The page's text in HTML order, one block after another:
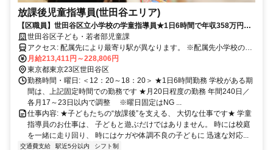
放課後児童指導員(世田谷エリア)
【区職員】世田谷区立小学校の学童指導員★1日6時間で年収358万円～
★若い世代のスタッフ多数★資格なしOK！子どもたちの成長をサポート
する学童でのお仕事！
世田谷区子ども・若者部児童課
アクセス: 配属先により最寄り駅が異なります。 ※配属先小学校の最
寄り駅の一例 上町駅／三軒茶屋駅／池尻大橋駅／駒澤大学駅 学芸大
学駅／西太子堂駅／池ノ上駅／下北沢駅 世田谷駅／桜新町駅／豪徳
寺駅／梅が丘駅 宮の坂駅／経堂駅／千歳船橋駅 ●小田急線、田園都市
線、東横線、大井町線、 世田谷線、井の頭線など 色んな沿線に学校
があるので、 渋谷区や品川区の23区内をはじめ、 横浜市や川崎市な
ど神奈川県方面、 また府中市や調布市など 西東京方面から通うスタ
ッフもいます◎
月給213,411円～228,806円
東京都東京23区世田谷区
勤務時間・曜日: ＜12：20～18：20＞ ★1日6時間勤務 学校がある期
間は、上記固定時間での勤務です ★月20日程度の勤務 年間240日／
各月17～23日以内で調整 ※曜日固定はNG ...
仕事内容: ★子どもたちの“放課後”を支える、 大切な仕事です★ 学童
指導員のお仕事は、 子どもと遊ぶだけではありません。 時には校庭
を一緒に走り回り、 時にはケガや体調不良の子どもに 迅速な対応...
交通費支給 駅近5分以内 シフト制